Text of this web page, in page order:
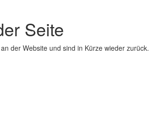
Seite
der Website und sind in Kürze wieder zurück.